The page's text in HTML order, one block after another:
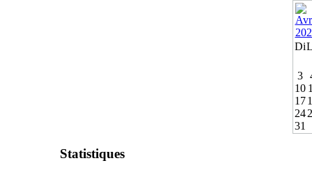
Di
3
10
17
24
31
Statistiques